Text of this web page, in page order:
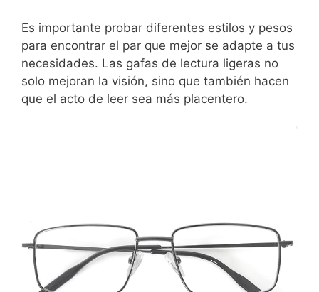
Es importante probar diferentes estilos y pesos
para encontrar el par que mejor se adapte a tus
necesidades. Las gafas de lectura ligeras no
solo mejoran la visión, sino que también hacen
que el acto de leer sea más placentero.